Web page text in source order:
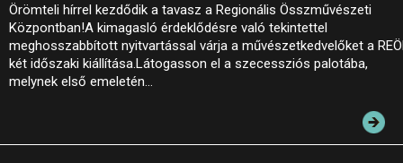
Örömteli hírrel kezdődik a tavasz a Regionális Összművészeti
Központban!A kimagasló érdeklődésre való tekintettel
meghosszabbított nyitvartással várja a művészetkedvelőket a
két időszaki kiállítása.Látogasson el a szecessziós palotába,
melynek első emeletén…